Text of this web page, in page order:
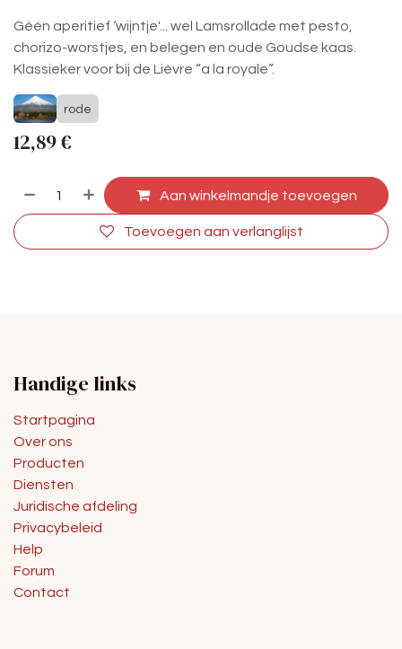
Géén aperitief ‘wijntje'... wel Lamsrollade met pesto,
chorizo-worstjes, en belegen en oude Goudse kaas.
Klassieker voor bij de Lièvre “a la royale”.
rode
12,89€
Aan winkelmandje toevoegen
Toevoegen aan verlanglijst
Handige links
Startpagina
Over ons
Producten
Diensten
Juridische afdeling
Privacybeleid
Help
Forum
Contact